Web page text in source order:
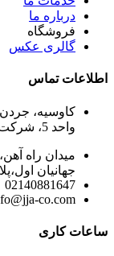
درباره ما
فروشگاه
گالری عکس
اطلاعات تماس
واحد 5، شرکت بازرگانی جام جهان نما
میدان راه
جهانیان اول،پلاک8،بازرگانی جام جهان
02140881647
co.com
ساعات کاری